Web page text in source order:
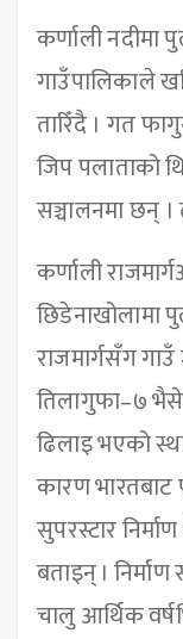
कर्णाली नदीमा
गाउँपालिकाले
तारिँदै । गत
जिप पलाताको
सञ्चालनमा छन्
कर्णाली
छिडेनाखोलामा
राजमार्गसँग
तिलागुफा–७
ढिलाइ भएको
कारण भारतबाट
सुपरस्टार
बताइन् ।
चालु आर्थिक